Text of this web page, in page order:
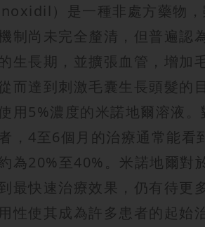
）是一種非處方藥物
制尚未完全釐清，但普遍認
生長期，並擴張血管，增加
而達到刺激毛囊生長頭髮的
用5%濃度的米諾地爾溶液。
，4至6個月的治療通常能看
為20%至40%。米諾地爾對
最快速治療效果，仍有待更
性使其成為許多患者的起始